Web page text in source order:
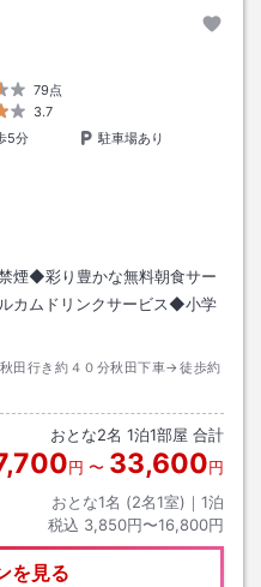
79点
3.7
5分
駐車場あり
煙◆彩り豊かな無料朝食サー
カムドリンクサービス◆小学
田行き約４０分秋田下車→徒歩約
おとな2名 1泊1部屋 合計
円 〜 33,600円
おとな1名 (2名1室)｜ 1泊
税込 3,850円〜16,800円
を見る